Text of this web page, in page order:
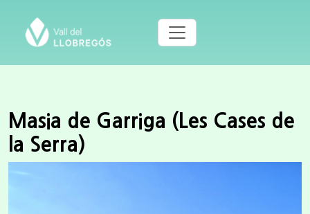
Masia de Garriga (Les Cases de
la Serra)